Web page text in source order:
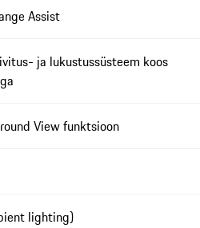
Assist
ja lukustussüsteem koos
View funktsioon
lighting)